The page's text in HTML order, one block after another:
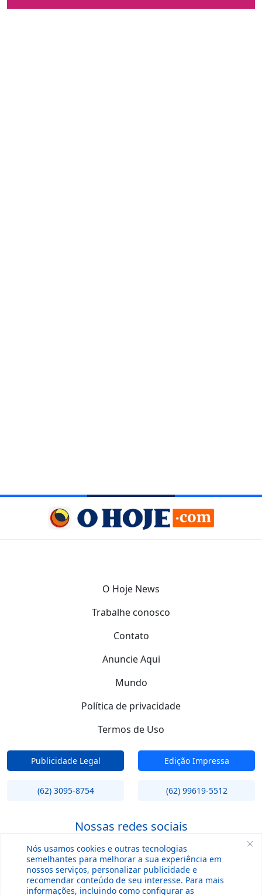
Nós usamos cookies e outras tecnologias
semelhantes para melhorar a sua experiência em
nossos serviços, personalizar publicidade e
recomendar conteúdo de seu interesse. Para mais
informações, incluindo como configurar as
O Hoje News
Trabalhe conosco
Contato
Anuncie Aqui
Mundo
Política de privacidade
Termos de Uso
Publicidade Legal Edição Impressa
(62) 3095-8754 (62) 99619-5512
Nossas redes sociais